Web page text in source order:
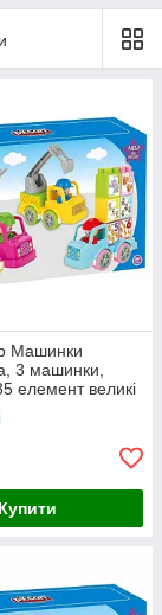
набори та
для
цікавих
Машинки
3 машинки,
елемент великі
від 2 х років
Купити